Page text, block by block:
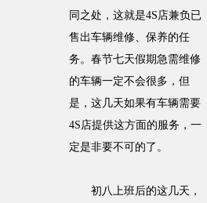
同之处，这就是4S店兼负已
售出车辆维修、保养的任
务。春节七天假期急需维修
的车辆一定不会很多，但
是，这几天如果有车辆需要
4S店提供这方面的服务，一
定是非要不可的了。
初八上班后的这几天，